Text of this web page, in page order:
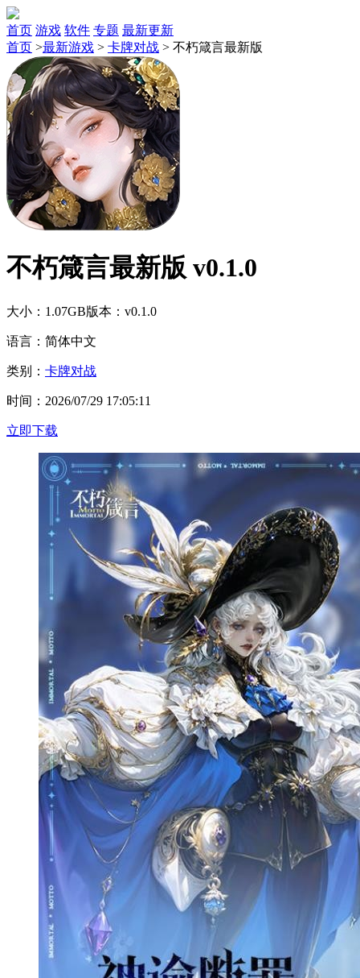
首页 游戏 软件 专题 最新更新
首页 >最新游戏 > 卡牌对战 > 不朽箴言最新版
不朽箴言最新版 v0.1.0
大小：1.07GB版本：v0.1.0
语言：简体中文
类别： 卡牌对战
时间：2026/07/29 17:05:11
立即下载